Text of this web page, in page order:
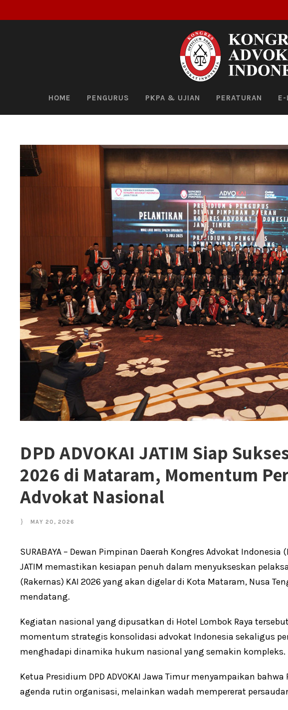
HOME PENGURUS PKPA & UJIAN PERATURAN E-
DPD ADVOKAI JATIM Siap
2026 di Mataram, Momentum
Advokat Nasional
MAY 20, 2026
SURABAYA – Dewan Pimpinan Daerah Kongres Advokat Indonesia
JATIM memastikan kesiapan penuh dalam menyukseskan
(Rakernas) KAI 2026 yang akan digelar di Kota Mataram, Nusa
mendatang.
Kegiatan nasional yang dipusatkan di Hotel Lombok Raya
momentum strategis konsolidasi advokat Indonesia sekaligus
menghadapi dinamika hukum nasional yang semakin kompleks.
Ketua Presidium DPD ADVOKAI Jawa Timur menyampaikan
agenda rutin organisasi, melainkan wadah mempererat